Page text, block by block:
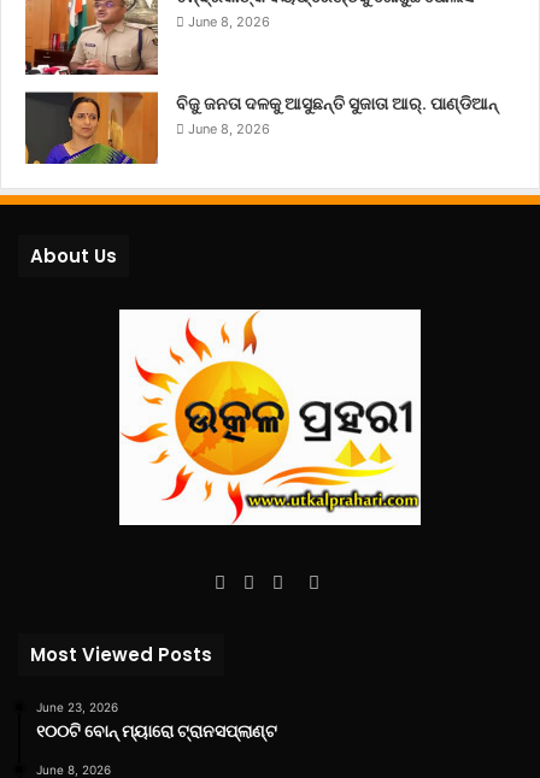
June 8, 2026
ବିଜୁ ଜନତା ଦଳକୁ ଆସୁଛନ୍ତି ସୁଜାତା ଆର୍‌. ପାଣ୍ଡିଆନ୍
June 8, 2026
About Us
Facebook
TwitterYouTube
Instagram
Most Viewed Posts
June 23, 2026
୧୦୦ଟି ବୋନ୍ ମ୍ୟାରୋ ଟ୍ରାନସପ୍ଲାଣ୍ଟ
June 8, 2026